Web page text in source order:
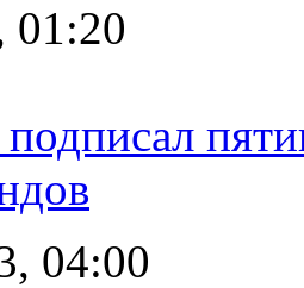
01:20
04:00